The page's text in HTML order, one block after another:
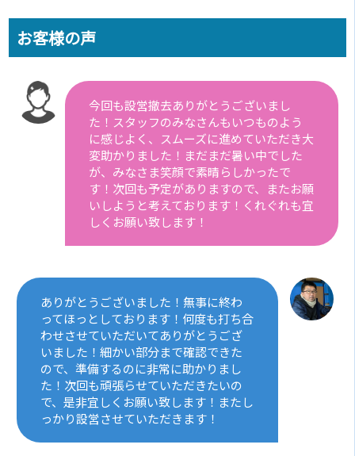
お客様の声
今回も設営撤去ありがとうございまし
た！スタッフのみなさんもいつものよう
に感じよく、スムーズに進めていただき大
変助かりました！まだまだ暑い中でした
が、みなさま笑顔で素晴らしかったで
す！次回も予定がありますので、またお願
いしようと考えております！くれぐれも宜
しくお願い致します！
ありがとうございました！無事に終わ
ってほっとしております！何度も打ち合
わせさせていただいてありがとうござ
いました！細かい部分まで確認できた
ので、準備するのに非常に助かりまし
た！次回も頑張らせていただきたいの
で、是非宜しくお願い致します！またし
っかり設営させていただきます！